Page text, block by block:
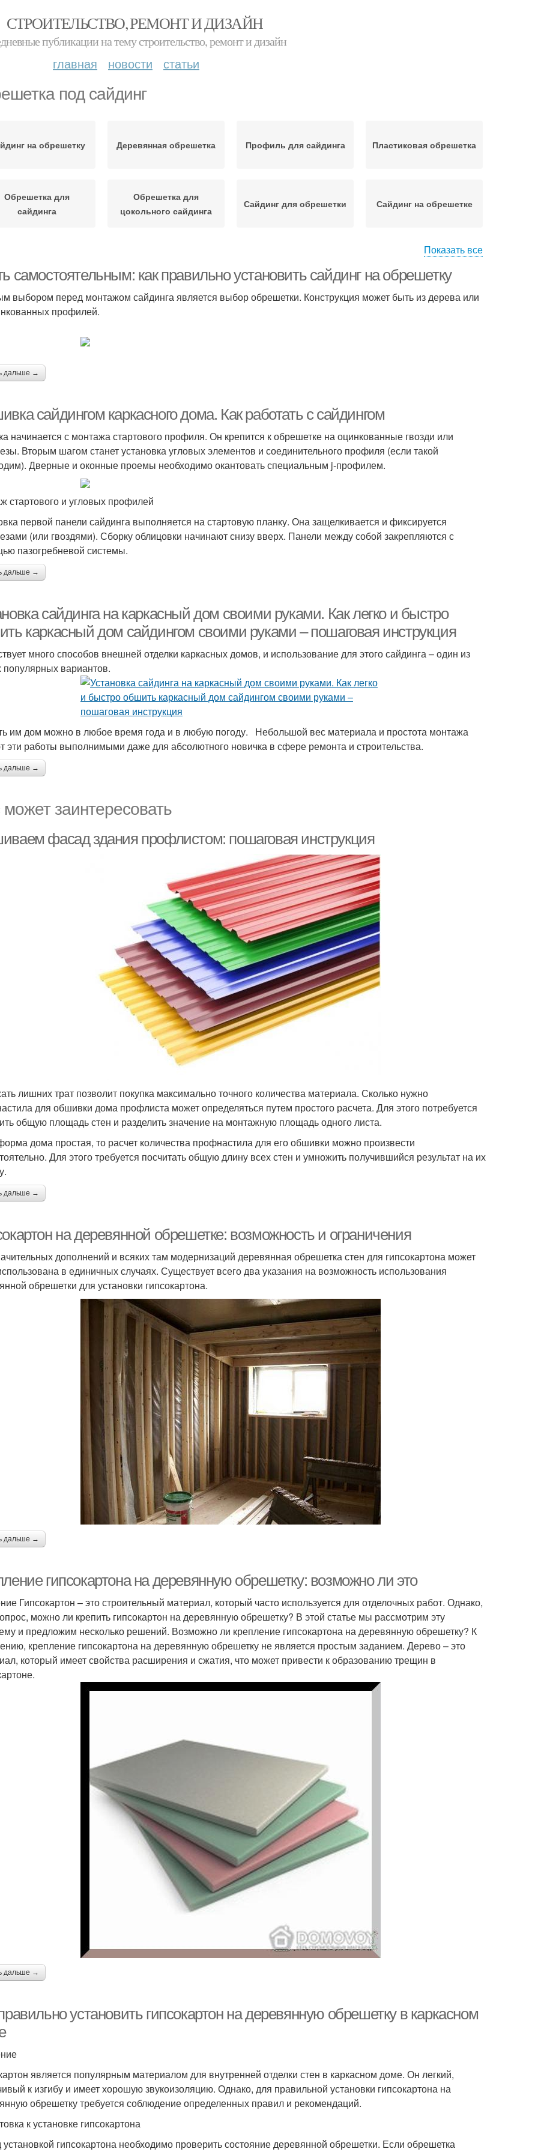
СТРОИТЕЛЬСТВО, РЕМОНТ И ДИЗАЙН
публикации на тему строительство, ремонт и дизайн
главная новости статьи
под сайдинг
на обрешетку Деревянная обрешетка Профиль для сайдинга Пластиковая обрешетка
Обрешетка для
сайдинга
Обрешетка для
цокольного сайдинга
Сайдинг для обрешетки Сайдинг на обрешетке
сайдингом
обрешетка
Сайдинг на каркасном
доме
на деревянные
Показать все
самостоятельным: как правильно установить сайдинг на обрешетку
выбором перед монтажом сайдинга является выбор обрешетки. Конструкция может быть из дерева или
профилей.
дальше →
сайдингом каркасного дома. Как работать с сайдингом
начинается с монтажа стартового профиля. Он крепится к обрешетке на оцинкованные гвозди или
Вторым шагом станет установка угловых элементов и соединительного профиля (если такой
Дверные и оконные проемы необходимо окантовать специальным j-профилем.
стартового и угловых профилей
первой панели сайдинга выполняется на стартовую планку. Она защелкивается и фиксируется
(или гвоздями). Сборку облицовки начинают снизу вверх. Панели между собой закрепляются с
пазогребневой системы.
дальше →
сайдинга на каркасный дом своими руками. Как легко и быстро
каркасный дом сайдингом своими руками – пошаговая инструкция
много способов внешней отделки каркасных домов, и использование для этого сайдинга – один из
вариантов.
им дом можно в любое время года и в любую погоду. Небольшой вес материала и простота монтажа
эти работы выполнимыми даже для абсолютного новичка в сфере ремонта и строительства.
дальше →
заинтересовать
фасад здания профлистом: пошаговая инструкция
лишних трат позволит покупка максимально точного количества материала. Сколько нужно
для обшивки дома профлиста может определяться путем простого расчета. Для этого потребуется
общую площадь стен и разделить значение на монтажную площадь одного листа.
дома простая, то расчет количества профнастила для его обшивки можно произвести
Для этого требуется посчитать общую длину всех стен и умножить получившийся результат на их
дальше →
на деревянной обрешетке: возможность и ограничения
дополнений и всяких там модернизаций деревянная обрешетка стен для гипсокартона может
в единичных случаях. Существует всего два указания на возможность использования
обрешетки для установки гипсокартона.
дальше →
гипсокартона на деревянную обрешетку: возможно ли это
Гипсокартон – это строительный материал, который часто используется для отделочных работ. Однако,
можно ли крепить гипсокартон на деревянную обрешетку? В этой статье мы рассмотрим эту
и предложим несколько решений. Возможно ли крепление гипсокартона на деревянную обрешетку? К
крепление гипсокартона на деревянную обрешетку не является простым заданием. Дерево – это
который имеет свойства расширения и сжатия, что может привести к образованию трещин в
дальше →
установить гипсокартон на деревянную обрешетку в каркасном
является популярным материалом для внутренней отделки стен в каркасном доме. Он легкий,
к изгибу и имеет хорошую звукоизоляцию. Однако, для правильной установки гипсокартона на
обрешетку требуется соблюдение определенных правил и рекомендаций.
к установке гипсокартона
гипсокартона необходимо проверить состояние деревянной обрешетки. Если обрешетка